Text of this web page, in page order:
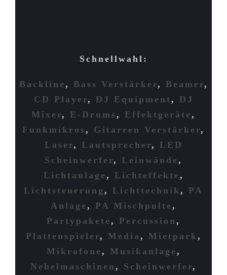
Schnellwahl:
Backline , Bass Verstärker, Beamer,
CD Player, DJ Equipment, DJ
Mixer, E-Drums, Effektgeräte ,
Funkmikros, Gitarren Verstärker,
Laser, Lautsprecher, LED
Scheinwerfer, Leinwände ,
Lichtanlage , Lichteffekte ,
Lichtsteuerung , Lichttechnik , PA
Anlage , PA Mischpulte ,
Partypakete , Percussion ,
Plattenspieler, Media , Mietpark ,
Mikrofone , Musikanlage ,
Nebelmaschinen , Scheinwerfer,